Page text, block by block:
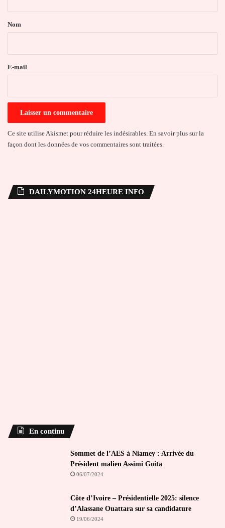
a
e
Nom
E-mail
Ce site utilise Akismet pour réduire les indésirables. En savoir plus sur la
façon dont les données de vos commentaires sont traitées
DAILYMOTION 24HEURE INFO
En continu
Sommet de l’AES à Niamey : Arrivée du
Président malien Assimi Goita
06/07/2024
Côte d’Ivoire – Présidentielle 2025: silence
d’Alassane Ouattara sur sa candidature
19/06/2024